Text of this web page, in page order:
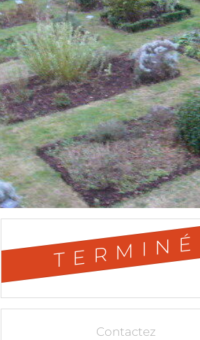
TERMINÉ
Contactez